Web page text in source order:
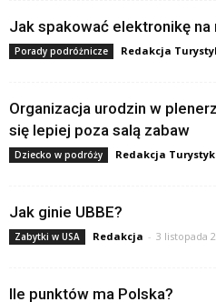
Jak spakować elektronikę na
Porady podróżnicze Redakcja
Organizacja urodzin w
się lepiej poza salą zabaw
Dziecko w podróży Redakcja
Jak ginie UBBE?
Zabytki w USA Redakcja - 3 listopada
Ile punktów ma Polska?